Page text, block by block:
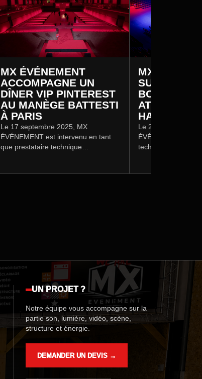
MX ÉVÉNEMENT
ACCOMPAGNE UN
DÎNER VIP PINTEREST
AU MANÈGE BATTESTI
À PARIS
Le 17 septembre 2025, MX
ÉVÉNEMENT est intervenu en tant
que prestataire technique
MX
SUBLIME
BOXE
ATTACK”
HALL
Le 22 novembre
ÉVÉNEMENT a
technique
UN PROJET ?
Notre équipe vous accompagne sur la
partie son, lumière, vidéo, scène,
structure et énergie.
DEMANDER UN DEVIS →